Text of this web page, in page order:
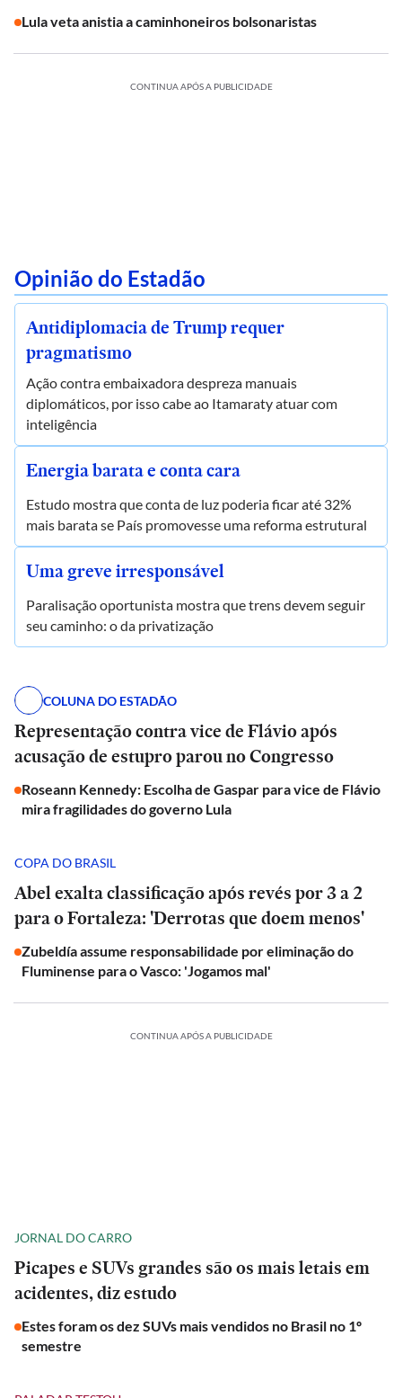
Lula veta anistia a caminhoneiros bolsonaristas
CONTINUA APÓS A PUBLICIDADE
Opinião do Estadão
Antidiplomacia de Trump requer
pragmatismo
Ação contra embaixadora despreza manuais
diplomáticos, por isso cabe ao Itamaraty atuar com
inteligência
Energia barata e conta cara
Estudo mostra que conta de luz poderia ficar até 32%
mais barata se País promovesse uma reforma estrutural
Uma greve irresponsável
Paralisação oportunista mostra que trens devem seguir
seu caminho: o da privatização
COLUNA DO ESTADÃO
Representação contra vice de Flávio após
acusação de estupro parou no Congresso
Roseann Kennedy: Escolha de Gaspar para vice de Flávio
mira fragilidades do governo Lula
COPA DO BRASIL
Abel exalta classificação após revés por 3 a 2
para o Fortaleza: 'Derrotas que doem menos'
Zubeldía assume responsabilidade por eliminação do
Fluminense para o Vasco: 'Jogamos mal'
CONTINUA APÓS A PUBLICIDADE
JORNAL DO CARRO
Picapes e SUVs grandes são os mais letais em
acidentes, diz estudo
Estes foram os dez SUVs mais vendidos no Brasil no 1º
semestre